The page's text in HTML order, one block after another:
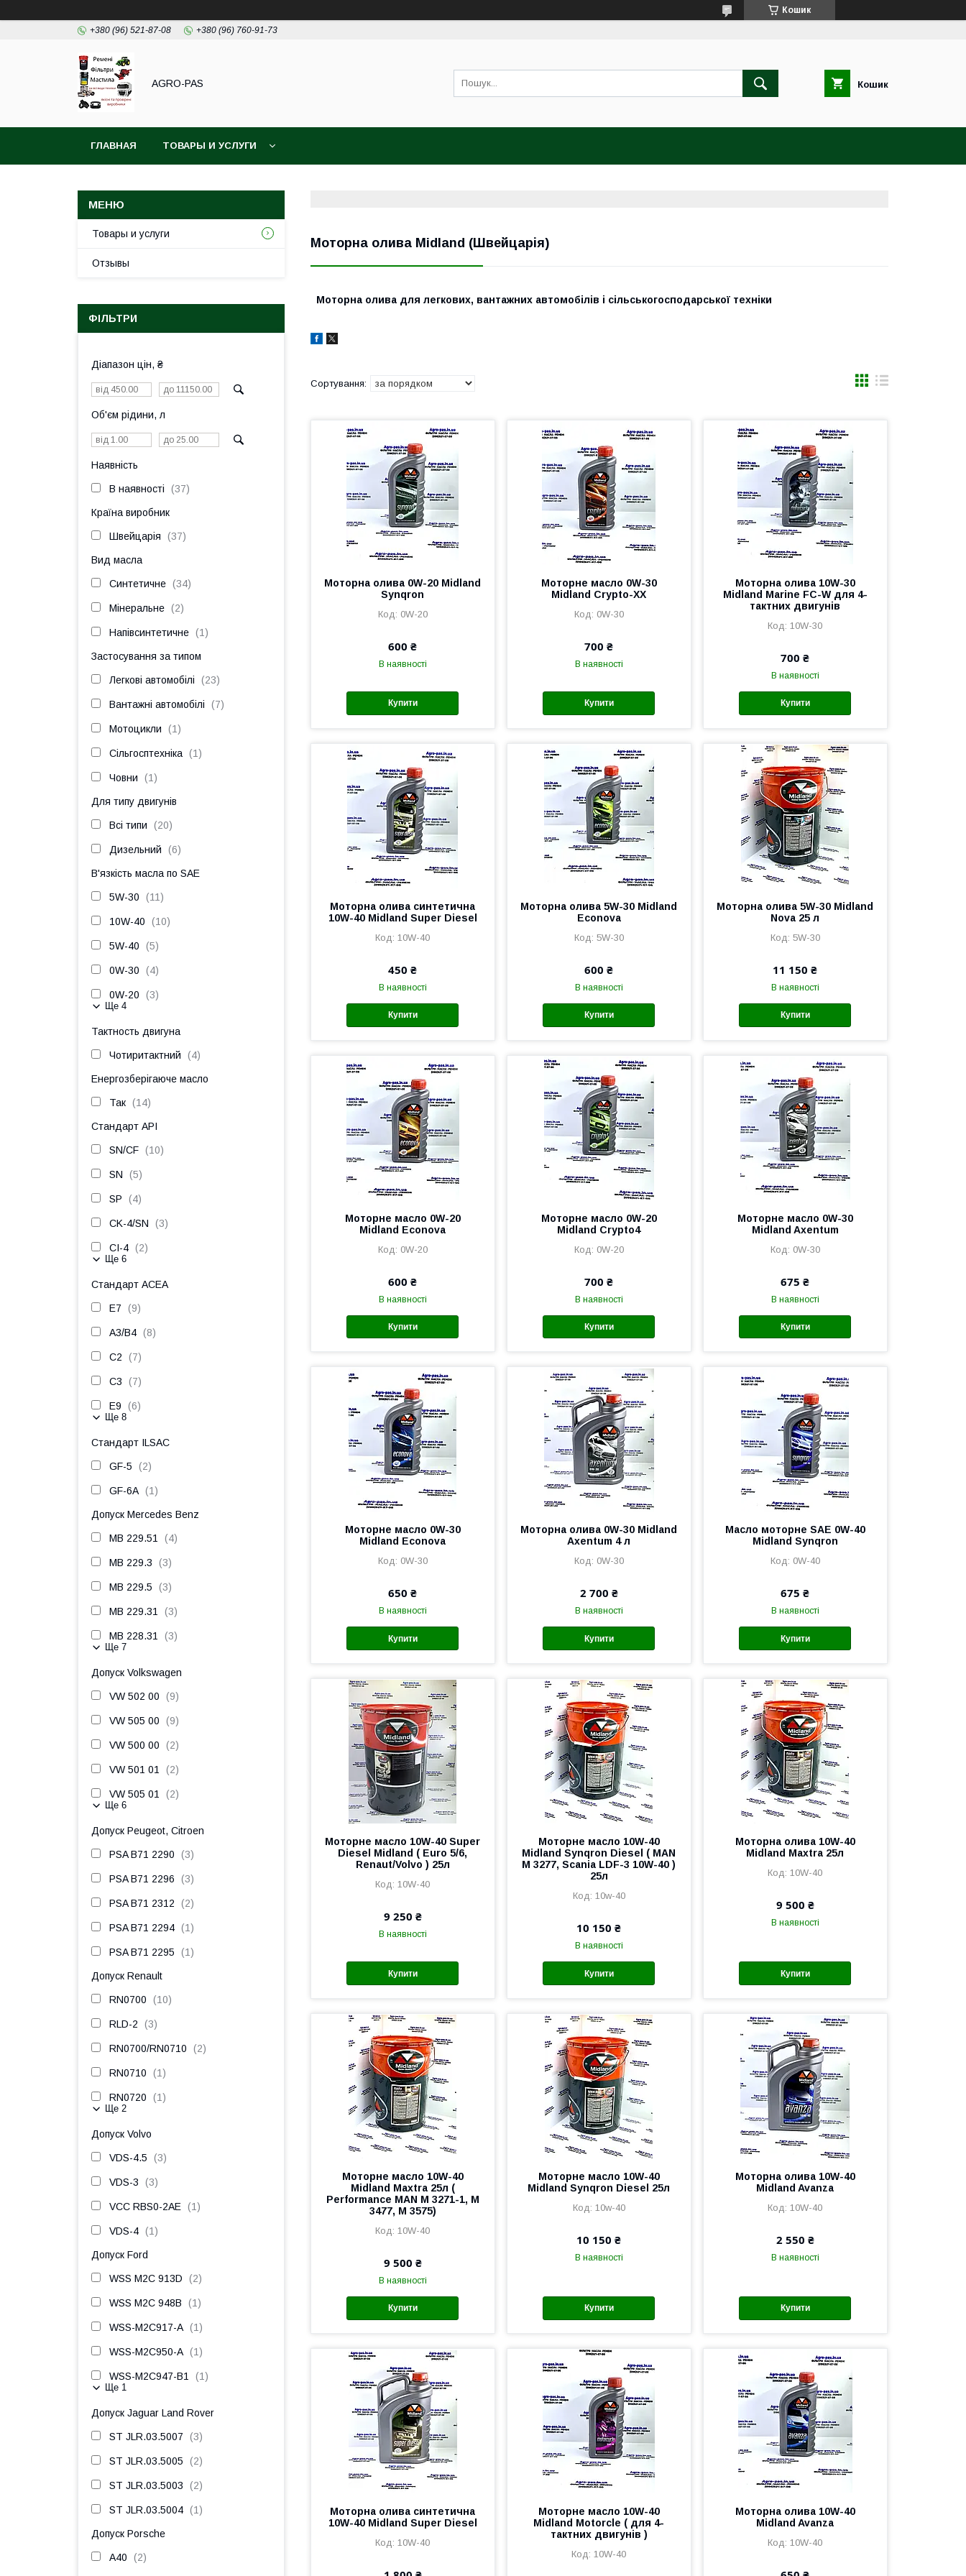
Кошик
+380 (96) 521-87-08 +380 (96) 760-91-73
AGRO-PAS Кошик
ГЛАВНАЯ ТОВАРЫ И УСЛУГИ
Моторна олива Midland (Швейцарія)
Моторна олива для легкових, вантажних автомобілів і сільськогосподарської техніки
Моторна олива 0W-20 Midland
Synqron
0W-20
600 ₴
В наявності
Купити
Моторне масло 0W-30
Midland Crypto-XX
0W-30
700 ₴
В наявності
Купити
Моторна олива 10W-30
Midland Marine FC-W для 4-
тактних двигунів
10W-30
700 ₴
В наявності
Купити
Моторна олива синтетична
10W-40 Midland Super Diesel
10W-40
450 ₴
В наявності
Купити
Моторна олива 5W-30 Midland
Econova
5W-30
600 ₴
В наявності
Купити
Моторна олива 5W-30 Midland
Nova 25 л
5W-30
11 150 ₴
В наявності
Купити
Моторне масло 0W-20
Midland Econova
0W-20
600 ₴
В наявності
Купити
Моторне масло 0W-20
Midland Crypto4
0W-20
700 ₴
В наявності
Купити
Моторне масло 0W-30
Midland Axentum
0W-30
675 ₴
В наявності
Купити
Моторне масло 0W-30
Midland Econova
0W-30
650 ₴
В наявності
Купити
Моторна олива 0W-30 Midland
Axentum 4 л
0W-30
2 700 ₴
В наявності
Купити
Масло моторне SAE 0W-40
Midland Synqron
0W-40
675 ₴
В наявності
Купити
Моторне масло 10W-40 Super
Diesel Midland ( Euro 5/6,
Renaut/Volvo ) 25л
10W-40
9 250 ₴
В наявності
Купити
Моторне масло 10W-40
Midland Synqron Diesel ( MAN
M 3277, Scania LDF-3 10W-40 )
25л
10w-40
10 150 ₴
В наявності
Купити
Моторна олива 10W-40
Midland Maxtra 25л
10W-40
9 500 ₴
В наявності
Купити
Моторне масло 10W-40
Midland Maxtra 25л (
Performance MAN M 3271-1, M
3477, M 3575)
10W-40
9 500 ₴
В наявності
Купити
Моторне масло 10W-40
Midland Synqron Diesel 25л
10w-40
10 150 ₴
В наявності
Купити
Моторна олива 10W-40
Midland Avanza
10W-40
2 550 ₴
В наявності
Купити
Моторна олива синтетична
10W-40 Midland Super Diesel
10W-40
Моторне масло 10W-40
Midland Motorcle ( для 4-
тактних двигунів )
10W-40
Моторна олива 10W-40
Midland Avanza
10W-40
Товары и услуги
Отзывы
ФІЛЬТРИ
Діапазон цін, ₴
Об'єм рідини, л
Наявність
В наявності 37
Країна виробник
Швейцарія 37
Вид масла
Синтетичне 34
Мінеральне 2
Напівсинтетичне 1
Застосування за типом
Легкові автомобілі 23
Вантажні автомобілі 7
Мотоцикли 1
Сільгосптехніка 1
Човни 1
Для типу двигунів
Всі типи 20
Дизельний 6
В'язкість масла по SAE
5W-30 11
10W-40 10
5W-40 5
0W-30 4
0W-20 3
Ще 4
Тактность двигуна
Чотиритактний 4
Енергозберігаюче масло
Так 14
Стандарт API
SN/CF 10
SN 5
SP 4
CK-4/SN 3
CI-4 2
Ще 6
Стандарт ACEA
E7 9
A3/B4 8
C2 7
C3 7
E9 6
Ще 8
Стандарт ILSAC
GF-5 2
GF-6A 1
Допуск Mercedes Benz
MB 229.51 4
MB 229.3 3
MB 229.5 3
MB 229.31 3
MB 228.31 3
Ще 7
Допуск Volkswagen
VW 502 00 9
VW 505 00 9
VW 500 00 2
VW 501 01 2
VW 505 01 2
Ще 6
Допуск Peugeot, Citroen
PSA B71 2290 3
PSA B71 2296 3
PSA B71 2312 2
PSA B71 2294 1
PSA B71 2295 1
Допуск Renault
RN0700 10
RLD-2 3
RN0700/RN0710 2
RN0710 1
RN0720 1
Ще 2
Допуск Volvo
VDS-4.5 3
VDS-3 3
VCC RBS0-2AE 1
VDS-4 1
Допуск Ford
WSS M2C 913D 2
WSS M2C 948B 1
WSS-M2C917-A 1
WSS-M2C950-A 1
WSS-M2C947-B1 1
Ще 1
Допуск Jaguar Land Rover
ST JLR.03.5007 3
ST JLR.03.5005 2
ST JLR.03.5003 2
ST JLR.03.5004 1
Допуск Porsche
A40 2